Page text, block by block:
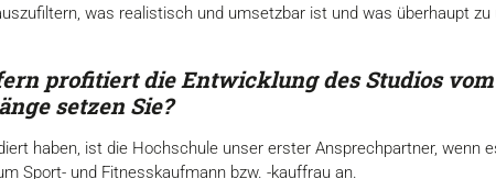
was realistisch und umsetzbar ist und was überhaupt zu
profitiert die Entwicklung des Studios
setzen Sie?
haben, ist die Hochschule unser erster Ansprechpartner, wenn
Sport- und Fitnesskaufmann bzw. -kauffrau an.